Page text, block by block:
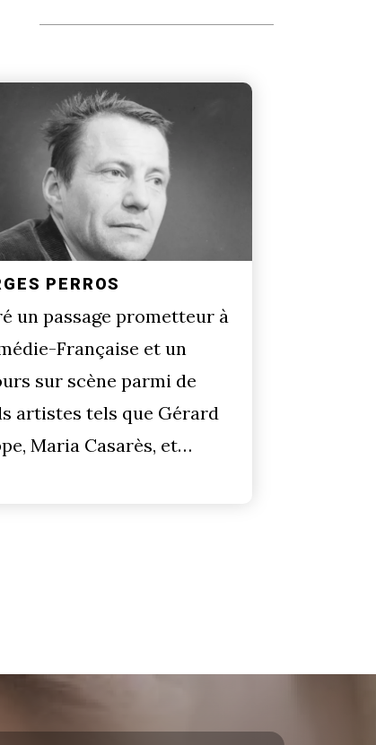
PERROS
un passage prometteur à
Française et un
sur scène parmi de
artistes tels que Gérard
Maria Casarès, et…